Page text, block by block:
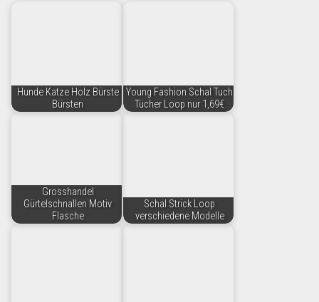
Hunde Katze Holz Bürste
Bürsten
Young Fashion Schal Tuch
Tücher Loop nur 1,69€
Grosshandel
Gürtelschnallen Motiv
Flasche
Schal Strick Loop
verschiedene Modelle